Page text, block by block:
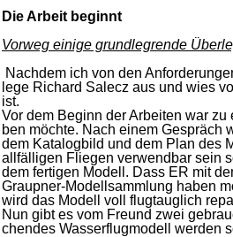
Die Arbeit beginnt
Vorweg einige grundlegrende
Nachdem ich von den
lege Richard Salecz aus und wies
ist.
Vor dem Beginn der Arbeiten war
ben möchte. Nach einem Gespräch
dem Katalogbild und dem Plan des
allfälligen Fliegen verwendbar sein
dem fertigen Modell. Dass ER mit
Graupner-Modellsammlung haben
wird das Modell voll flugtauglich
Nun gibt es vom Freund zwei
chendes Wasserflugmodell werden